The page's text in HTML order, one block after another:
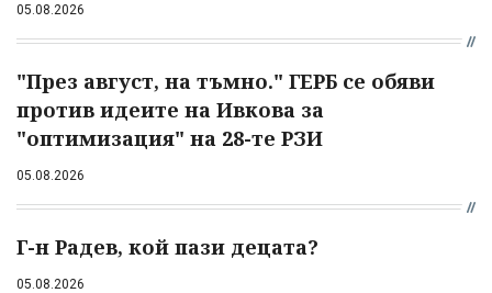
05.08.2026
"През август, на тъмно." ГЕРБ се обяви
против идеите на Ивкова за
"оптимизация" на 28-те РЗИ
05.08.2026
Г-н Радев, кой пази децата?
05.08.2026